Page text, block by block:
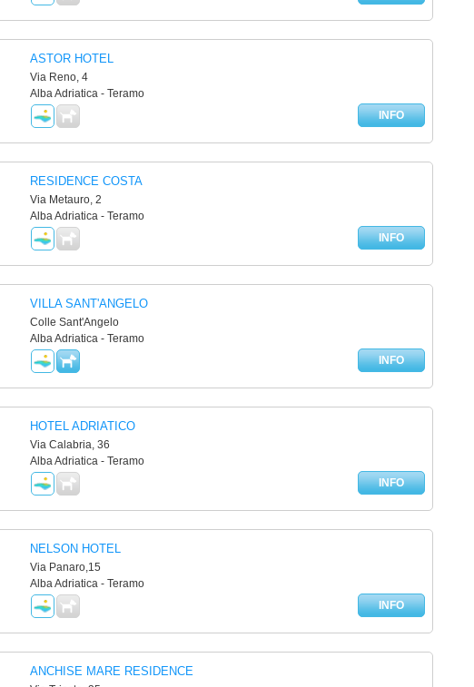
ASTOR HOTEL
Via Reno, 4
Alba Adriatica - Teramo
INFO
RESIDENCE COSTA
Via Metauro, 2
Alba Adriatica - Teramo
INFO
VILLA SANT'ANGELO
Colle Sant'Angelo
Alba Adriatica - Teramo
INFO
HOTEL ADRIATICO
Via Calabria, 36
Alba Adriatica - Teramo
INFO
NELSON HOTEL
Via Panaro,15
Alba Adriatica - Teramo
INFO
ANCHISE MARE RESIDENCE